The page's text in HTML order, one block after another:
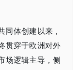
同体创建以来，
贯穿于欧洲对外
场逻辑主导，侧